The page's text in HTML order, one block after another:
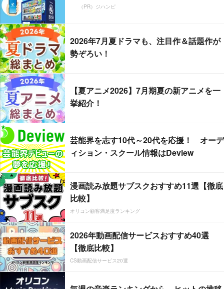
（PR）ジハンピ
2026年7月夏ドラマも、注目作＆話題作が
勢ぞろい！
【夏アニメ2026】7月期夏の新アニメを一
挙紹介！
芸能界を志す10代～20代を応援！ オーデ
ィション・スクール情報はDeview
漫画読み放題サブスクおすすめ11選【徹底
比較】
オリコン顧客満足度ランキング
2026年動画配信サービスおすすめ40選
【徹底比較】
CS動画配信サービス20選